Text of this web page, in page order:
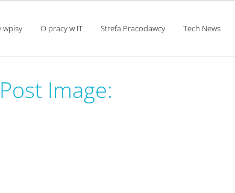
wpisy O pracy w IT Strefa Pracodawcy Tech News
Image: